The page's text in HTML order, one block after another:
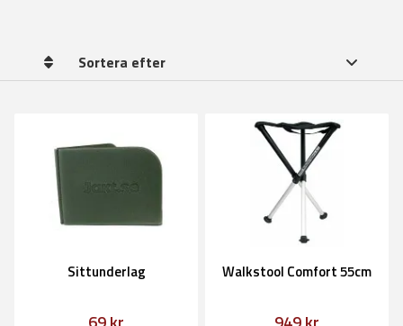
Sortera efter
Sittunderlag Walkstool Comfort 55cm